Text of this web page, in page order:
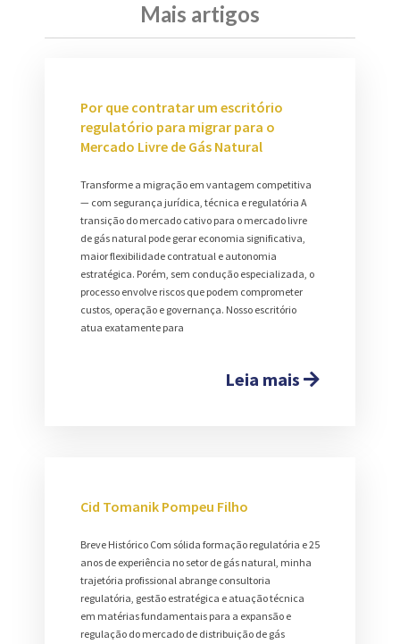
Mais artigos
Por que contratar um escritório
regulatório para migrar para o
Mercado Livre de Gás Natural
Transforme a migração em vantagem competitiva
— com segurança jurídica, técnica e regulatória A
transição do mercado cativo para o mercado livre
de gás natural pode gerar economia significativa,
maior flexibilidade contratual e autonomia
estratégica. Porém, sem condução especializada, o
processo envolve riscos que podem comprometer
custos, operação e governança. Nosso escritório
atua exatamente para
Leia mais
Cid Tomanik Pompeu Filho
Breve Histórico Com sólida formação regulatória e 25
anos de experiência no setor de gás natural, minha
trajetória profissional abrange consultoria
regulatória, gestão estratégica e atuação técnica
em matérias fundamentais para a expansão e
regulação do mercado de distribuição de gás